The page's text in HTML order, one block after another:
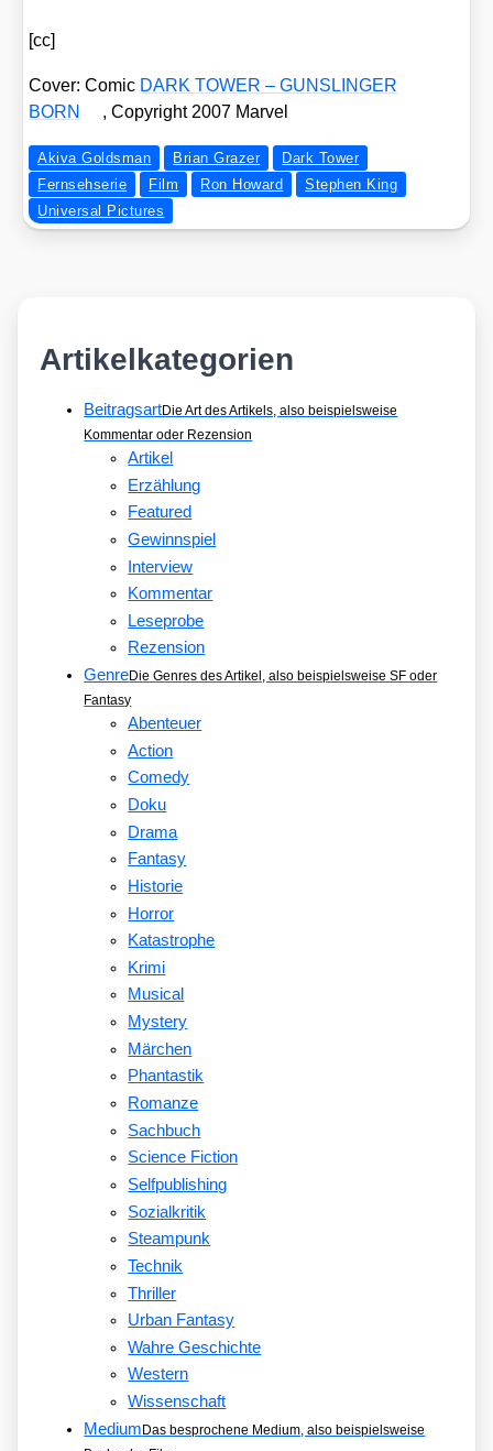
[cc]
Cover: Comic DARK TOWER – GUNSLINGER
BORN
, Copy­right 2007 Mar­vel
Akiva Goldsman Brian Grazer
Dark Tower
Fernsehserie
Film Ron Howard
Stephen King
Universal Pictures
Artikelkategorien
BeitragsartDie Art des Artikels, also beispielsweise
Kommentar oder Rezension
Artikel
Erzählung
Featured
Gewinnspiel
Interview
Kommentar
Leseprobe
Rezension
GenreDie Genres des Artikel, also beispielsweise SF oder
Fantasy
Abenteuer
Action
Comedy
Doku
Drama
Fantasy
Historie
Horror
Katastrophe
Krimi
Musical
Mystery
Märchen
Phantastik
Romanze
Sachbuch
Science Fiction
Selfpublishing
Sozialkritik
Steampunk
Technik
Thriller
Urban Fantasy
Wahre Geschichte
Western
Wissenschaft
MediumDas besprochene Medium, also beispielsweise